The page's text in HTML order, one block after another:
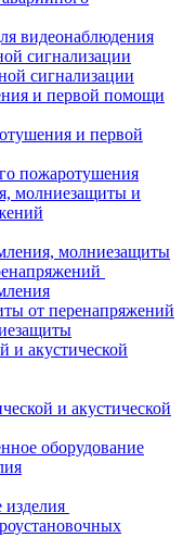
видеонаблюдения
сигнализации
сигнализации
и первой помощи
и первой
пожаротушения
молниезащиты и
молниезащиты
от перенапряжений
и акустической
и акустической
оборудование
изделия